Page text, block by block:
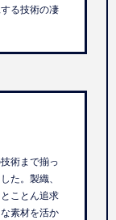
る技術の凄
術まで揃っ
た。製織、
ことん追求
素材を活か